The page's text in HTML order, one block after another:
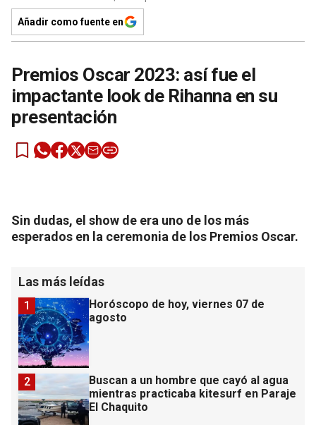
Añadir como fuente en
Premios Oscar 2023: así fue el
impactante look de Rihanna en su
presentación
Sin dudas, el show de era uno de los más
esperados en la ceremonia de los Premios Oscar.
Las más leídas
Horóscopo de hoy, viernes 07 de
agosto
1
Buscan a un hombre que cayó al agua
mientras practicaba kitesurf en Paraje
El Chaquito
2